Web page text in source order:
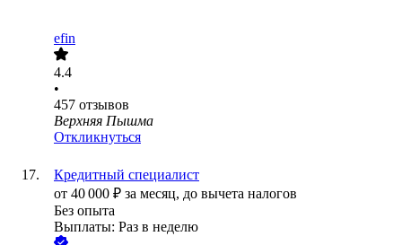
efin
4.4
•
457 отзывов
Верхняя Пышма
Откликнуться
Кредитный специалист
от 40 000 ₽ за месяц, до вычета налогов
Без опыта
Выплаты: Раз в неделю